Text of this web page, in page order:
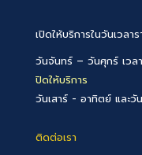
เปิดให้บริการในวันเวลาร
วันจันทร์ – วันศุกร์ เวล
ปิดให้บริการ
วันเสาร์ - อาทิตย์ และ
ติดต่อเรา